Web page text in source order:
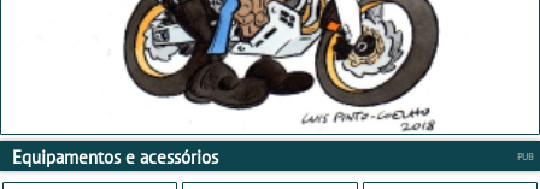
Equipamentos e acessórios